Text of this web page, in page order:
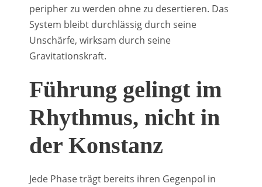
peripher zu werden ohne zu desertieren. Das
System bleibt durchlässig durch seine
Unschärfe, wirksam durch seine
Gravitationskraft.
Führung gelingt im
Rhythmus, nicht in
der Konstanz
Jede Phase trägt bereits ihren Gegenpol in